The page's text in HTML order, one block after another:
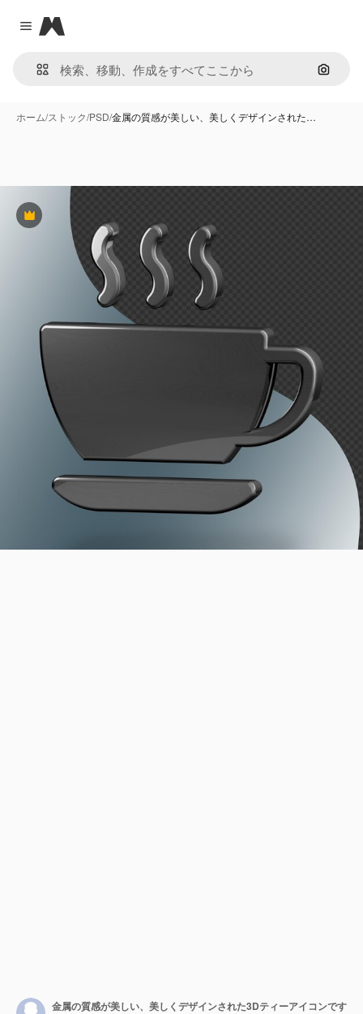
Close menu
Magnific
画像で
ホーム/ストック/PSD/金属の質感が美しい、美しくデザインされた…
Premium
金属の質感が美しい、美しくデザインされた3Dティーアイコンです